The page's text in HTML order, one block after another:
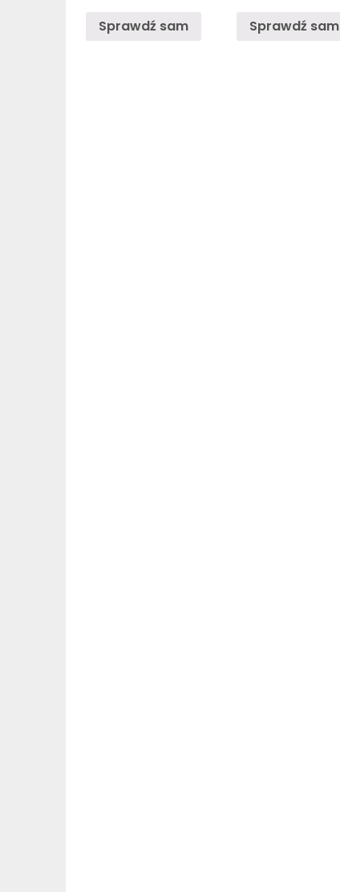
Sprawdź sam Sprawdź sam